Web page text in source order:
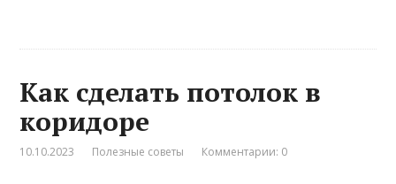
Как сделать потолок в
коридоре
10.10.2023 Полезные советы Комментарии: 0